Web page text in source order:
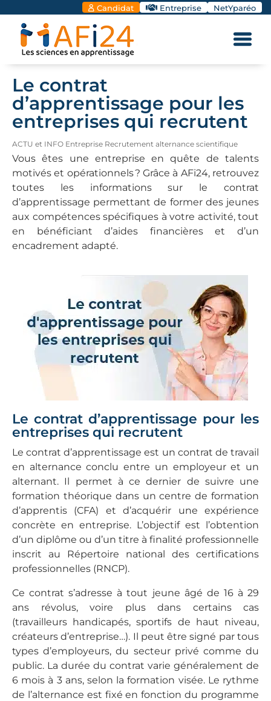
Candidat Entreprise NetYparéo
Le contrat
d’apprentissage pour les
entreprises qui recrutent
ACTU et INFO Entreprise Recrutement alternance scientifique
Vous êtes une entreprise en quête de talents
motivés et opérationnels ? Grâce à AFi24, retrouvez
toutes les informations sur le contrat
d’apprentissage permettant de former des jeunes
aux compétences spécifiques à votre activité, tout
en bénéficiant d’aides financières et d’un
encadrement adapté.
Le contrat d’apprentissage pour les
entreprises qui recrutent
Le contrat d’apprentissage est un contrat de travail
en alternance conclu entre un employeur et un
alternant. Il permet à ce dernier de suivre une
formation théorique dans un centre de formation
d’apprentis (CFA) et d’acquérir une expérience
concrète en entreprise. L’objectif est l’obtention
d’un diplôme ou d’un titre à finalité professionnelle
inscrit au Répertoire national des certifications
professionnelles (RNCP).
Ce contrat s’adresse à tout jeune âgé de 16 à 29
ans révolus, voire plus dans certains cas
(travailleurs handicapés, sportifs de haut niveau,
créateurs d’entreprise…). Il peut être signé par tous
types d’employeurs, du secteur privé comme du
public. La durée du contrat varie généralement de
6 mois à 3 ans, selon la formation visée. Le rythme
de l’alternance est fixé en fonction du programme